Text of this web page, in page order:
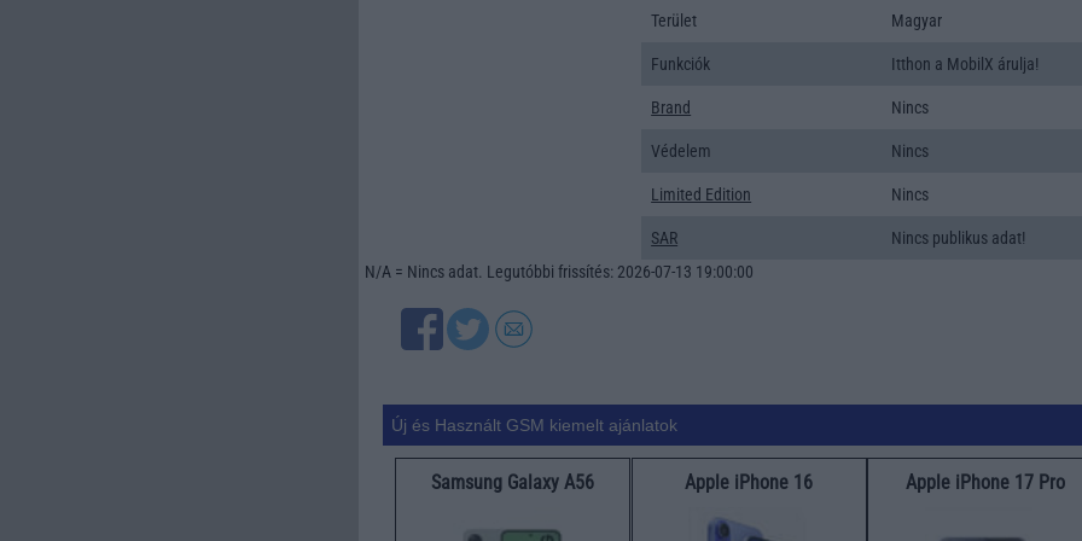
Terület Magyar
Funkciók Itthon a MobilX árulja!
Brand Nincs
Védelem Nincs
Limited Edition Nincs
SAR
Nincs publikus adat!
N/A = Nincs adat. Legutóbbi frissítés: 2026-07-13 19:00:00
Új és Használt GSM kiemelt ajánlatok
Samsung Galaxy A56 Apple iPhone 16 Apple iPhone 17 Pro